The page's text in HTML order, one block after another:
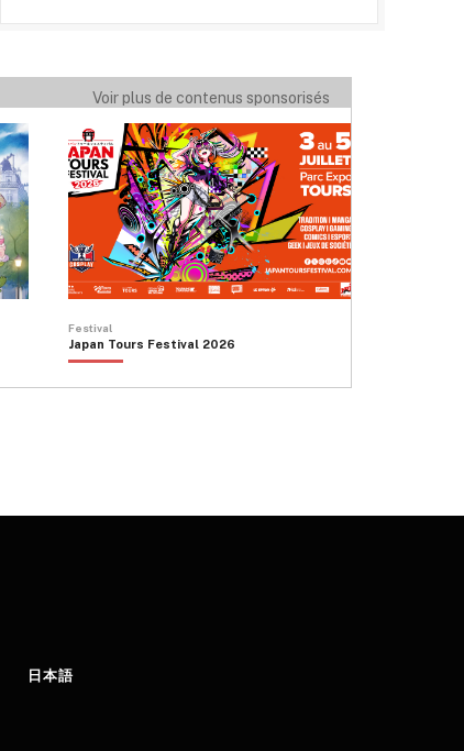
Voir plus de contenus sponsorisés
Festival
Japan Tours Festival 2026
日本語